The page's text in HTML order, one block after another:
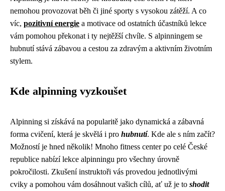
nemohou provozovat běh či jiné sporty s vysokou zátěží. A co
víc, pozitivní energie a motivace od ostatních účastníků lekce
vám pomohou překonat i ty nejtěžší chvíle. S alpinningem se
hubnutí stává zábavou a cestou za zdravým a aktivním životním
stylem.
Kde alpinning vyzkoušet
Alpinning si získává na popularitě jako dynamická a zábavná
forma cvičení, která je skvělá i pro hubnutí. Kde ale s ním začít?
Možností je hned několik! Mnoho fitness center po celé České
republice nabízí lekce alpinningu pro všechny úrovně
pokročilosti. Zkušení instruktoři vás provedou jednotlivými
cviky a pomohou vám dosáhnout vašich cílů, ať už je to shodit